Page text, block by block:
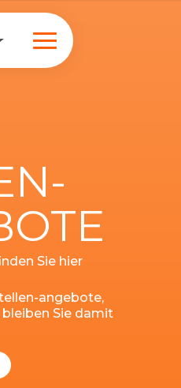
Sie hier
angebote,
bleiben Sie damit